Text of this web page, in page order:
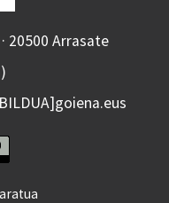
20500 Arrasate